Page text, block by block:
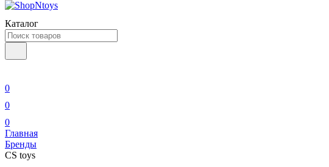
Каталог
0
0
0
Главная
Бренды
CS toys